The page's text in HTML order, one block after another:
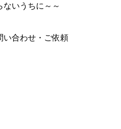
ないうちに～～
い合わせ・ご依頼